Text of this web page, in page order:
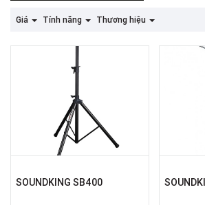
Giá Tính năng Thương hiệu
SOUNDKING SB400